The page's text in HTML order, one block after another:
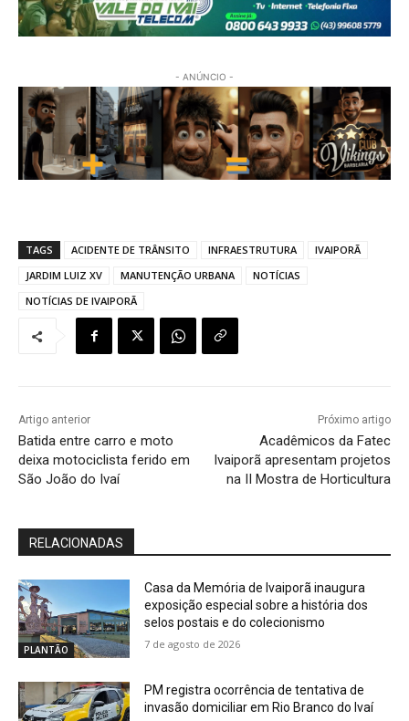
- ANÚNCIO -
TAGS ACIDENTE DE TRÂNSITO INFRAESTRUTURA
IVAIPORÃ
JARDIM LUIZ XV
MANUTENÇÃO URBANA
NOTÍCIAS
NOTÍCIAS DE IVAIPORÃ
Artigo anterior
Batida entre carro e moto
deixa motociclista ferido em
São João do Ivaí
Próximo artigo
Acadêmicos da Fatec
Ivaiporã apresentam projetos
na II Mostra de Horticultura
RELACIONADAS
PLANTÃO
Casa da Memória de Ivaiporã inaugura
exposição especial sobre a história dos
selos postais e do colecionismo
7 de agosto de 2026
PM registra ocorrência de tentativa de
invasão domiciliar em Rio Branco do Ivaí